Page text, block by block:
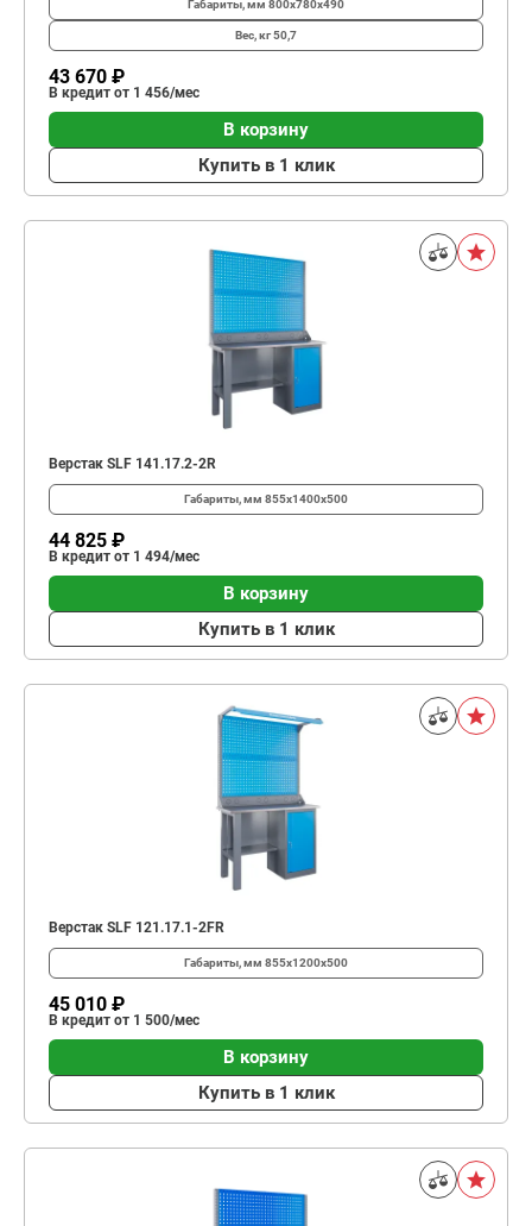
Габариты, мм 800x780x490
Вес, кг50,7
43 670 ₽
В кредит от 1 456/мес
В корзину
Купить в 1 клик
Верстак SLF 141.17.2-2R
Габариты, мм 855x1400x500
44 825 ₽
В кредит от 1 494/мес
В корзину
Купить в 1 клик
Верстак SLF 121.17.1-2FR
Габариты, мм 855x1200x500
45 010 ₽
В кредит от 1 500/мес
В корзину
Купить в 1 клик